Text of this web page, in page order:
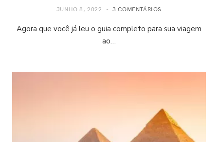
JUNHO 8, 2022 3 COMENTÁRIOS
Agora que você já leu o guia completo para sua viagem
ao…